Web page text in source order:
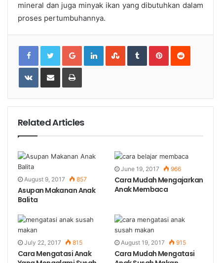
mineral dan juga minyak ikan yang dibutuhkan dalam
proses pertumbuhannya.
Google+LinkedInStumbleUpon
TumblrPinterestReddit
VKontakteShare
Email
Print
Related Articles
August 9, 2017 857
Asupan Makanan Anak
Balita
June 19, 2017 966
Cara Mudah Mengajarkan
Anak Membaca
July 22, 2017 815
Cara Mengatasi Anak
August 19, 2017 915
Cara Mudah Mengatasi